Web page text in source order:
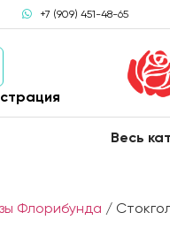
+7 (909) 451-48-65
Весь
Флорибунда /